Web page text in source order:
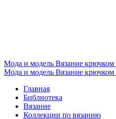
Мода и модель Вязание
Мода и модель Вязание крючком
Главная
Библиотека
Вязание
Коллекции по вязанию